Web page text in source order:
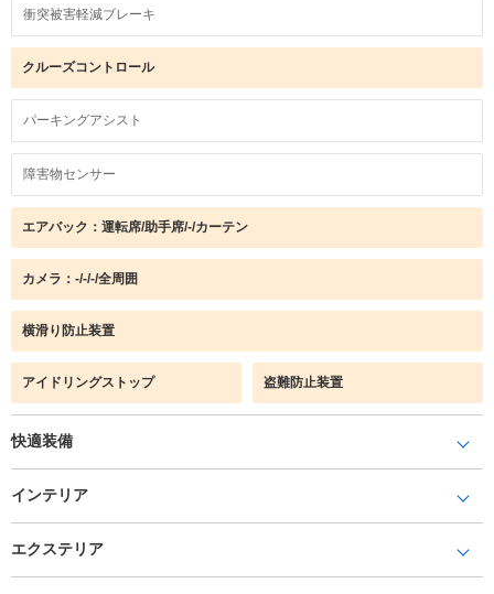
衝突被害軽減ブレーキ
クルーズコントロール
パーキングアシスト
障害物センサー
エアバック：運転席/助手席/-/カーテン
カメラ：-/-/-/全周囲
横滑り防止装置
アイドリングストップ 盗難防止装置
快適装備
インテリア
エクステリア